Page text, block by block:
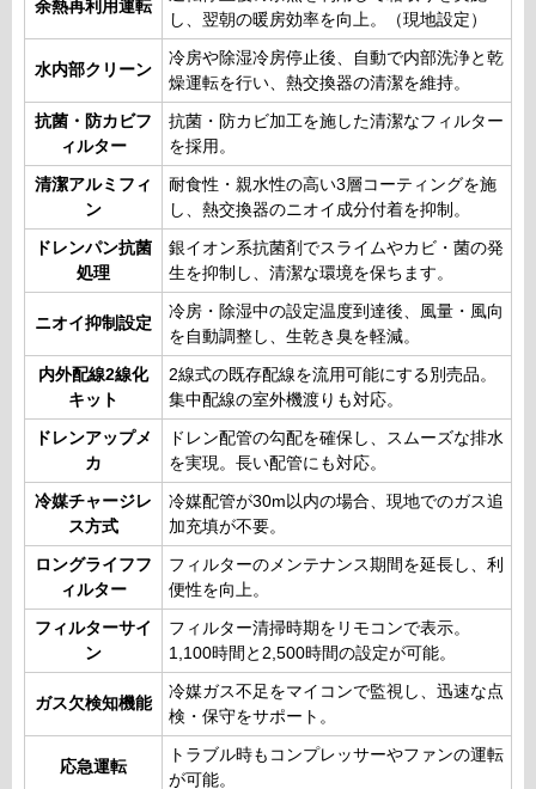
余熱再利用運転
し、翌朝の暖房効率を向上。（現地設定）
水内部クリーン
冷房や除湿冷房停止後、自動で内部洗浄と乾
燥運転を行い、熱交換器の清潔を維持。
抗菌・防カビフ
ィルター
抗菌・防カビ加工を施した清潔なフィルター
を採用。
清潔アルミフィ
ン
耐食性・親水性の高い3層コーティングを施
し、熱交換器のニオイ成分付着を抑制。
ドレンパン抗菌
処理
銀イオン系抗菌剤でスライムやカビ・菌の発
生を抑制し、清潔な環境を保ちます。
ニオイ抑制設定
冷房・除湿中の設定温度到達後、風量・風向
を自動調整し、生乾き臭を軽減。
内外配線2線化
キット
2線式の既存配線を流用可能にする別売品。
集中配線の室外機渡りも対応。
ドレンアップメ
カ
ドレン配管の勾配を確保し、スムーズな排水
を実現。長い配管にも対応。
冷媒チャージレ
ス方式
冷媒配管が30m以内の場合、現地でのガス追
加充填が不要。
ロングライフフ
ィルター
フィルターのメンテナンス期間を延長し、利
便性を向上。
フィルターサイ
ン
フィルター清掃時期をリモコンで表示。
1,100時間と2,500時間の設定が可能。
ガス欠検知機能
冷媒ガス不足をマイコンで監視し、迅速な点
検・保守をサポート。
応急運転
トラブル時もコンプレッサーやファンの運転
が可能。